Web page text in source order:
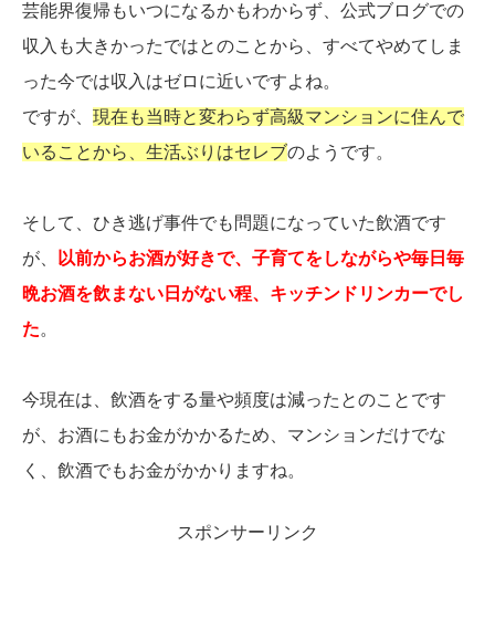
芸能界復帰もいつになるかもわからず、公式ブログでの
収入も大きかったではとのことから、すべてやめてしま
った今では収入はゼロに近いですよね。
ですが、 現在も当時と変わらず高級マンションに住んで
いることから、生活ぶりはセレブのようです。
そして、ひき逃げ事件でも問題になっていた飲酒です
が、
以前からお酒が好きで、子育てをしながらや毎日毎
晩お酒を飲まない日がない程、キッチンドリンカーでし
た。
今現在は、飲酒をする量や頻度は減ったとのことです
が、お酒にもお金がかかるため、マンションだけでな
く、飲酒でもお金がかかりますね。
スポンサーリンク